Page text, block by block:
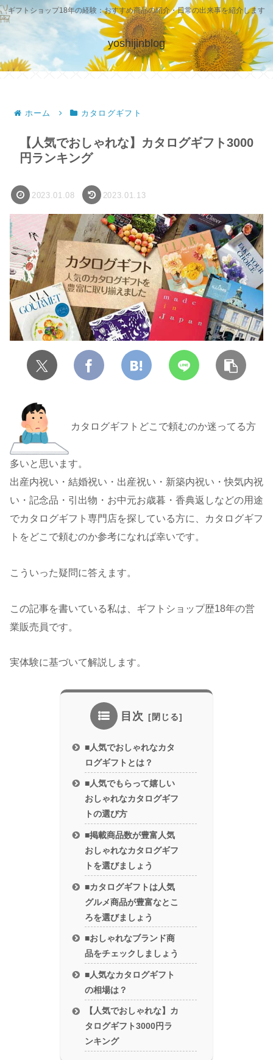
ギフトショップ18年の経験：おすすめ商品の紹介・日常の出来事を紹介します
yoshijinblog
ホーム カタログギフト
【人気でおしゃれな】カタログギフト3000
円ランキング
2023.01.08 2023.01.13
カタログギフトどこで頼むのか迷ってる方
多いと思います。
出産内祝い・結婚祝い・出産祝い・新築内祝い・快気内祝
い・記念品・引出物・お中元お歳暮・香典返しなどの用途
でカタログギフト専門店を探している方に、カタログギフ
トをどこで頼むのか参考になれば幸いです。
こういった疑問に答えます。
この記事を書いている私は、ギフトショップ歴18年の営
業販売員です。
実体験に基づいて解説します。
目次
■人気でおしゃれなカタ
ログギフトとは？
■人気でもらって嬉しい
おしゃれなカタログギフ
トの選び方
■掲載商品数が豊富人気
おしゃれなカタログギフ
トを選びましょう
■カタログギフトは人気
グルメ商品が豊富なとこ
ろを選びましょう
■おしゃれなブランド商
品をチェックしましょう
■人気なカタログギフト
の相場は？
【人気でおしゃれな】カ
タログギフト3000円ラ
ンキング